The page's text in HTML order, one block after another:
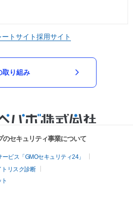
ートサイト採用サイト
取り組み
セキュリティ事業について
ビス「GMOセキュリティ24」
トリスク診断